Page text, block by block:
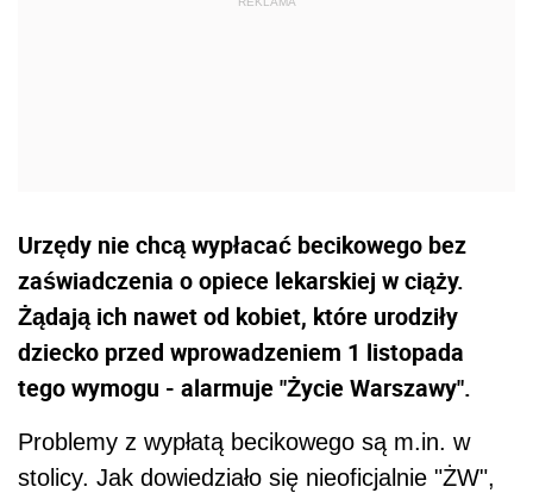
Urzędy nie chcą wypłacać becikowego bez
zaświadczenia o opiece lekarskiej w ciąży.
Żądają ich nawet od kobiet, które urodziły
dziecko przed wprowadzeniem 1 listopada
tego wymogu - alarmuje "Życie Warszawy".
Problemy z wypłatą becikowego są m.in. w
stolicy. Jak dowiedziało się nieoficjalnie "ŻW",